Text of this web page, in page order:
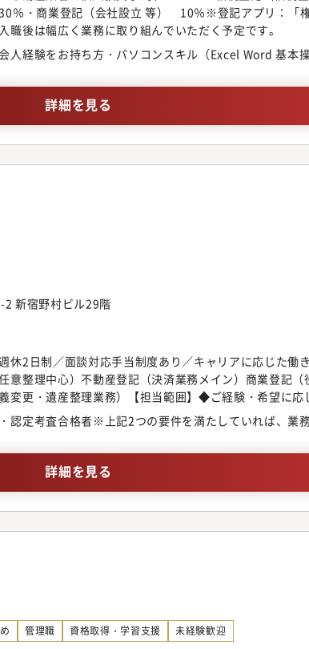
％・商業登記（会社設立 等） 10％※登記アプリ：「
職後は幅広く業務に取り組んでいただく予定です。
人経験をお持ち方・パソコンスキル（Excel Word 基本
詳細を見る
新宿野村ビル29階
休2日制／面談対応手当制度あり／キャリアに応じた働
意整理中心）不動産登記（決済業務メイン）商業登記（
変更・遺産整理業務）【担当範囲】◆ご経験・希望に
だきつつ、不動産・相続・商業登記の経験も積めます【
験者は2日間実施しております。入社後2か月は、先輩司
いただきます。入社3か月目を目安に一人立ちを目指し
3か月間は研修・サポート実施！安心して業務にあたっ
認定考査合格者※上記2つの要件を満たしていれば、業
詳細を見る
管理職 資格取得・学習支援 未経験歓迎